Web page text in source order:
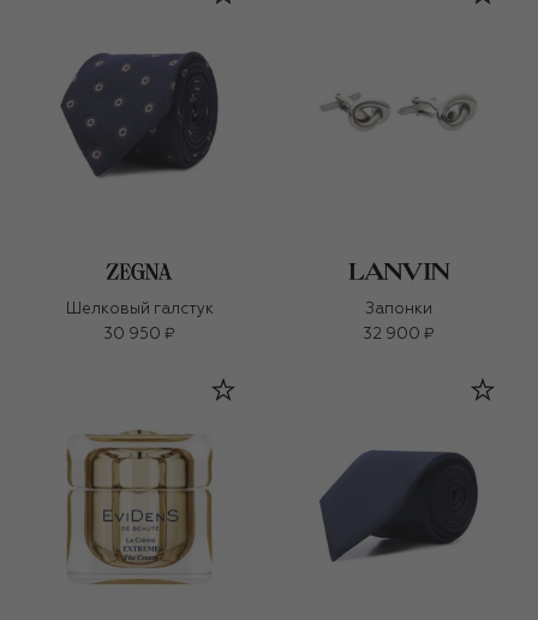
Шелковый галстук
30 950 ₽
Запонки
32 900 ₽